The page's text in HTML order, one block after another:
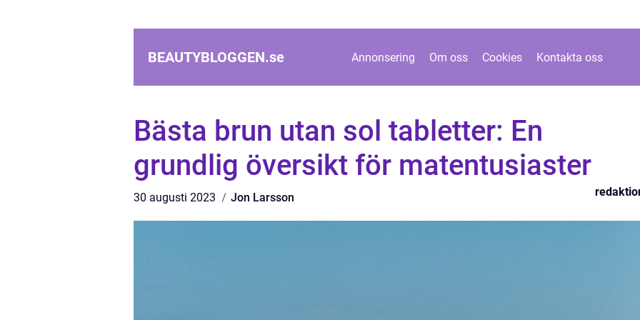
BEAUTYBLOGGEN.se Annonsering Om oss Cookies Kontakta oss
Bästa brun utan sol tabletter: En
grundlig översikt för matentusiaster
30 augusti 2023 Jon Larsson